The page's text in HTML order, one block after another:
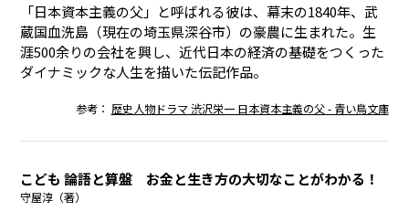
「日本資本主義の父」と呼ばれる彼は、幕末の1840年、武
蔵国血洗島（現在の埼玉県深谷市）の豪農に生まれた。生
涯500余りの会社を興し、近代日本の経済の基礎をつくった
ダイナミックな人生を描いた伝記作品。
参考： 歴史人物ドラマ 渋沢栄一 日本資本主義の父 - 青い鳥文庫
こども 論語と算盤 お金と生き方の大切なことがわかる！
守屋淳（著）